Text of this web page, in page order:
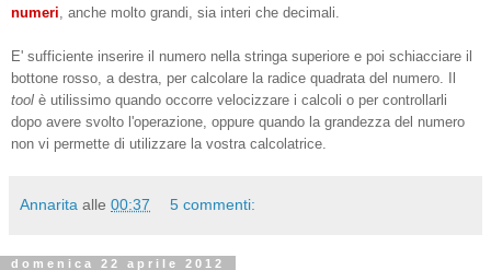
numeri , anche molto grandi, sia interi che decimali.
E' sufficiente inserire il numero nella stringa superiore e poi schiacciare il
bottone rosso, a destra, per calcolare la radice quadrata del numero. Il
tool è utilissimo quando occorre velocizzare i calcoli o per controllarli
dopo avere svolto l'operazione, oppure quando la grandezza del numero
non vi permette di utilizzare la vostra calcolatrice.
Annarita alle 00:37 5 commenti:
domenica 22 aprile 2012